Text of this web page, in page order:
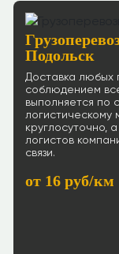
Подольск
Доставка любых
соблюдением
выполняется по
круглосуточно,
логистов
связи.
от 16 руб/км